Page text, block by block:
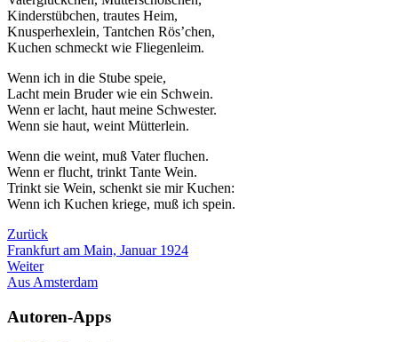
Kinderstübchen, trautes Heim,
Knusperhexlein, Tantchen Rös’chen,
Kuchen schmeckt wie Fliegenleim.
Wenn ich in die Stube speie,
Lacht mein Bruder wie ein Schwein.
Wenn er lacht, haut meine Schwester.
Wenn sie haut, weint Mütterlein.
Wenn die weint, muß Vater fluchen.
Wenn er flucht, trinkt Tante Wein.
Trinkt sie Wein, schenkt sie mir Kuchen:
Wenn ich Kuchen kriege, muß ich spein.
Zurück
Frankfurt am Main, Januar 1924
Weiter
Aus Amsterdam
Autoren-Apps